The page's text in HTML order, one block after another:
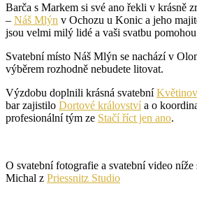
Barča s Markem si své ano řekli v krásně
– Náš Mlýn v Ochozu u Konic a jeho
jsou velmi milý lidé a vaši svatbu
Svatební místo Náš Mlýn se nachází v
výběrem rozhodně nebudete litovat.
Výzdobu doplnili krásná svatební
bar zajistilo Dortové královstvía o
profesionální tým ze Stačí říct jen ano.
O svatební fotografie a svatební video níže
Michal z Priessnitz Studio